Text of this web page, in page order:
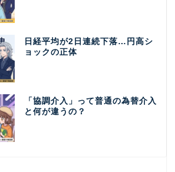
日経平均が2日連続下落…円高シ
ョックの正体
「協調介入」って普通の為替介入
と何が違うの？